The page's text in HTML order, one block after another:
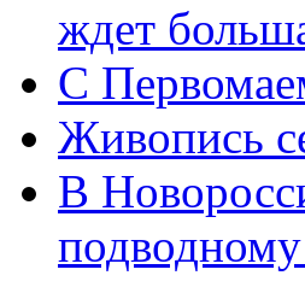
ждет
C
Живопись
В
подводному